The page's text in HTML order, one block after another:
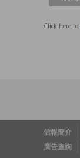
Click here to
信報簡介
廣告查詢